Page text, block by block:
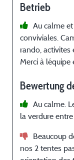
Betrieb
Au calme
conviviales.
rando, activites
Merci à léquipe
Bewertung
Au calme.
la verdure
Beaucoup
nos 2 tentes